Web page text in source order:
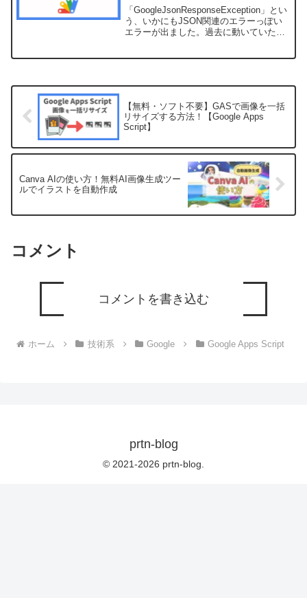
「GoogleJsonResponseException」とい
う、いかにもJSON関連のエラーっぽい
エラーが出ました。過去に動いていたソ
【無料・ソフト不要】GASで画像を一括
リサイズする方法！【Google Apps
Script】
Canva AIの使い方！無料AI画像生成ツー
ルでイラストを自動作成
コメント
コメントを書き込む
ホーム 技術系 Google Google Apps Script
prtn-blog
© 2021-2026 prtn-blog.